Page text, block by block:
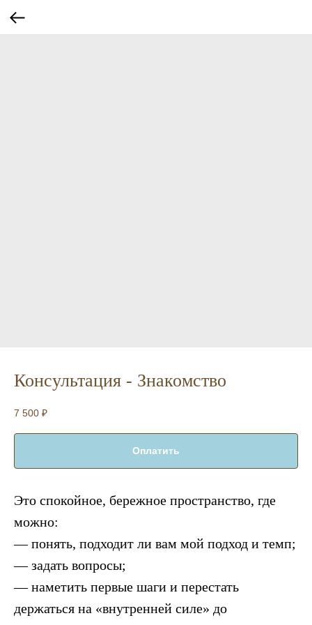
Консультация - Знакомство
7 500 ₽
Оплатить
Это спокойное, бережное пространство, где
можно:
— понять, подходит ли вам мой подход и темп;
— задать вопросы;
— наметить первые шаги и перестать
держаться на «внутренней силе» до